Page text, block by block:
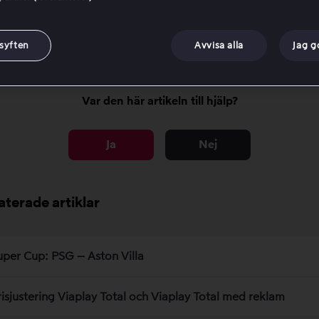
mer om hur du uppdaterar din betalningsmetod
Var den här artikeln till hjälp?
Ja Nej
artiklar
Cup: PSG – Aston Villa
Viaplay Total och Viaplay Total med reklam
Avvisa alla Jag